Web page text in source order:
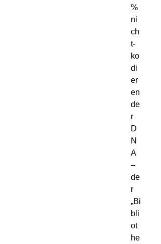
%
ni
ch
t-
ko
di
er
en
de
r
D
N
A
–
de
r
„Bi
bli
ot
he